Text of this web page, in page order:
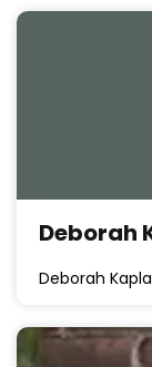
Deborah
Deborah